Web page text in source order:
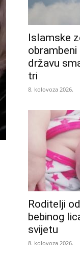
Islamske
obrambeni
državu
tri
8. kolovoza 2026.
Roditelji
bebinog
svijetu
8. kolovoza 2026.